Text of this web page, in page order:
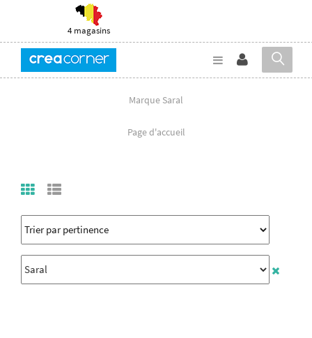
4 magasins
Marque Saral
Page d'accueil